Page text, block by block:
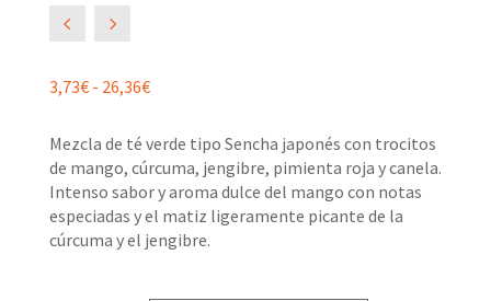
4 5
3,73€ - 26,36€Rango
precios:
hasta
26,36€
Mezcla de té verde tipo Sencha japonés con trocitos
de mango, cúrcuma, jengibre, pimienta roja y canela.
Intenso sabor y aroma dulce del mango con notas
especiadas y el matiz ligeramente picante de la
cúrcuma y el jengibre.